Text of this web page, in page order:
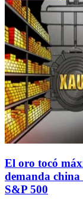
El oro tocó
demanda
S&P 500